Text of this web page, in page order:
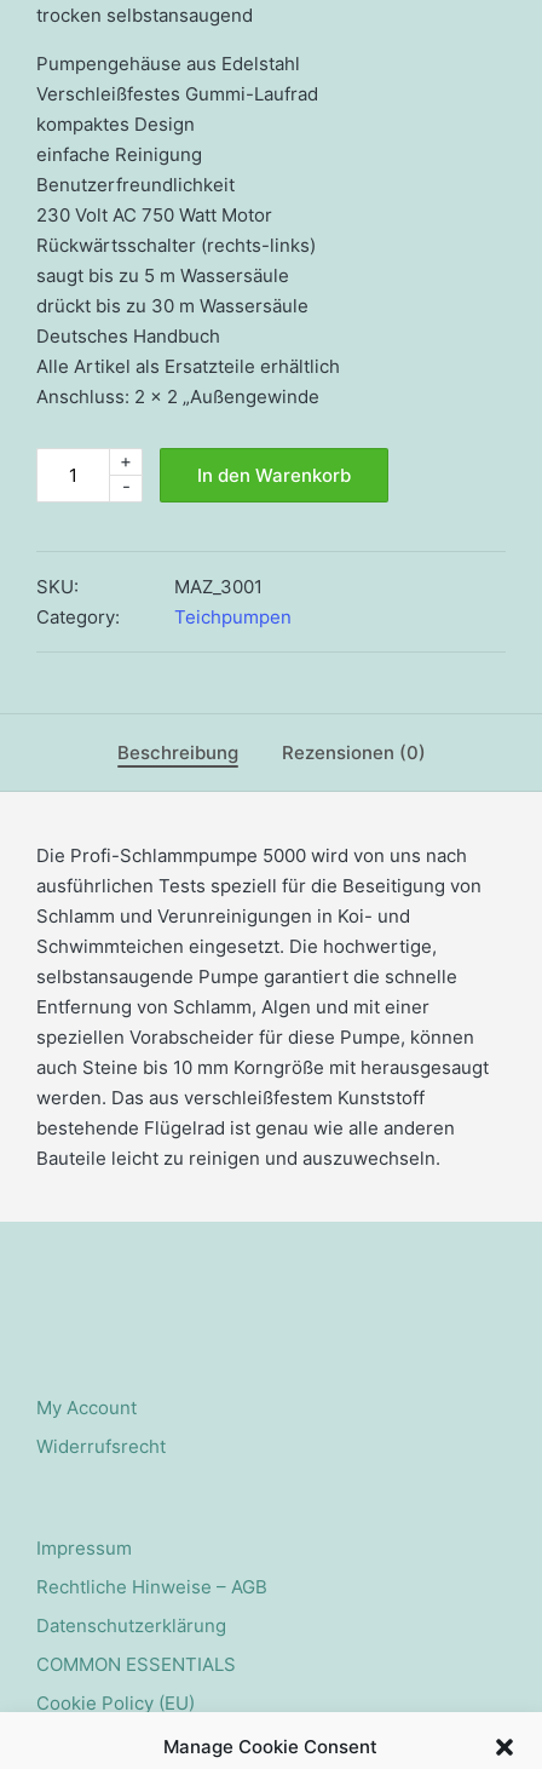
Manage Cookie Consent
trocken selbstansaugend
Pumpengehäuse aus Edelstahl
Verschleißfestes Gummi-Laufrad
kompaktes Design
einfache Reinigung
Benutzerfreundlichkeit
230 Volt AC 750 Watt Motor
Rückwärtsschalter (rechts-links)
saugt bis zu 5 m Wassersäule
drückt bis zu 30 m Wassersäule
Deutsches Handbuch
Alle Artikel als Ersatzteile erhältlich
Anschluss: 2 x 2 „Außengewinde
Schlammpumpe
-
+
In den Warenkorb
SKU:
MAZ_3001
Category:
Teichpumpen
Beschreibung Rezensionen (0)
Die Profi-Schlammpumpe 5000 wird von uns nach
ausführlichen Tests speziell für die Beseitigung von
Schlamm und Verunreinigungen in Koi- und
Schwimmteichen eingesetzt. Die hochwertige,
selbstansaugende Pumpe garantiert die schnelle
Entfernung von Schlamm, Algen und mit einer
speziellen Vorabscheider für diese Pumpe, können
auch Steine bis 10 mm Korngröße mit herausgesaugt
werden. Das aus verschleißfestem Kunststoff
bestehende Flügelrad ist genau wie alle anderen
Bauteile leicht zu reinigen und auszuwechseln.
My Account
Widerrufsrecht
Impressum
Rechtliche Hinweise – AGB
Datenschutzerklärung
COMMON ESSENTIALS
Cookie Policy (EU)